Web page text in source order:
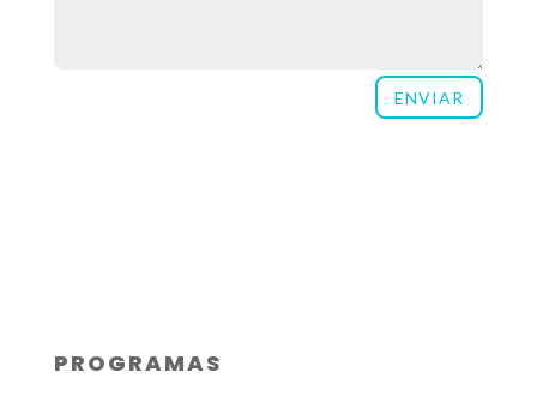
ENVIAR
PROGRAMAS